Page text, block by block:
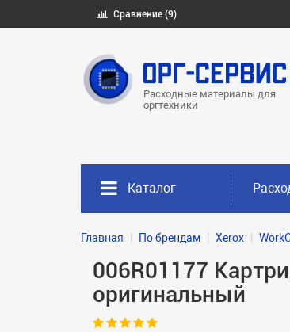
Сравнение (9)
Расходные материалы для
оргтехники
Каталог
Главная По брендам Xerox
006R01177
оригинальный